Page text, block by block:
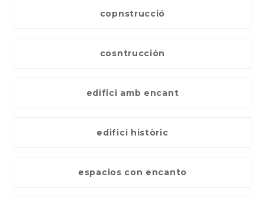
copnstrucció
cosntrucción
edifici amb encant
edifici històric
espacios con encanto